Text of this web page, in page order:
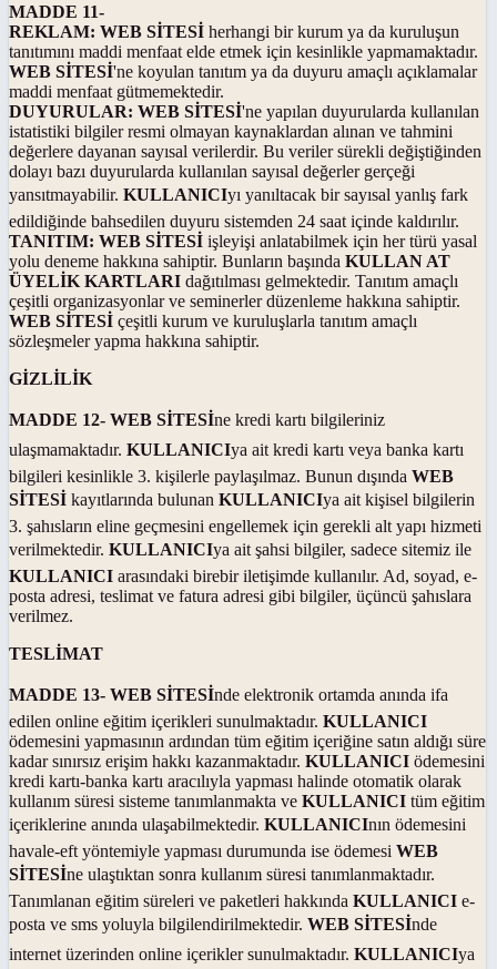
MADDE 11-
REKLAM: WEB SİTESİ herhangi bir kurum ya da kuruluşun
tanıtımını maddi menfaat elde etmek için kesinlikle yapmamaktadır.
WEB SİTESİ'ne koyulan tanıtım ya da duyuru amaçlı açıklamalar
maddi menfaat gütmemektedir.
DUYURULAR: WEB SİTESİ'ne yapılan duyurularda kullanılan
istatistiki bilgiler resmi olmayan kaynaklardan alınan ve tahmini
değerlere dayanan sayısal verilerdir. Bu veriler sürekli değiştiğinden
dolayı bazı duyurularda kullanılan sayısal değerler gerçeği
yansıtmayabilir. KULLANICIyı yanıltacak bir sayısal yanlış fark
edildiğinde bahsedilen duyuru sistemden 24 saat içinde kaldırılır.
TANITIM: WEB SİTESİ işleyişi anlatabilmek için her türü yasal
yolu deneme hakkına sahiptir. Bunların başında KULLAN AT
ÜYELİK KARTLARI dağıtılması gelmektedir. Tanıtım amaçlı
çeşitli organizasyonlar ve seminerler düzenleme hakkına sahiptir.
WEB SİTESİ çeşitli kurum ve kuruluşlarla tanıtım amaçlı
sözleşmeler yapma hakkına sahiptir.
GİZLİLİK
MADDE 12- WEB SİTESİne kredi kartı bilgileriniz
ulaşmamaktadır. KULLANICIya ait kredi kartı veya banka kartı
bilgileri kesinlikle 3. kişilerle paylaşılmaz. Bunun dışında WEB
SİTESİ kayıtlarında bulunan KULLANICIya ait kişisel bilgilerin
3. şahısların eline geçmesini engellemek için gerekli alt yapı hizmeti
verilmektedir. KULLANICIya ait şahsi bilgiler, sadece sitemiz ile
KULLANICI arasındaki birebir iletişimde kullanılır. Ad, soyad, e-
posta adresi, teslimat ve fatura adresi gibi bilgiler, üçüncü şahıslara
verilmez.
TESLİMAT
MADDE 13- WEB SİTESİnde elektronik ortamda anında ifa
edilen online eğitim içerikleri sunulmaktadır. KULLANICI
ödemesini yapmasının ardından tüm eğitim içeriğine satın aldığı süre
kadar sınırsız erişim hakkı kazanmaktadır. KULLANICI ödemesini
kredi kartı-banka kartı aracılıyla yapması halinde otomatik olarak
kullanım süresi sisteme tanımlanmakta ve KULLANICI tüm eğitim
içeriklerine anında ulaşabilmektedir. KULLANICInın ödemesini
havale-eft yöntemiyle yapması durumunda ise ödemesi WEB
SİTESİne ulaştıktan sonra kullanım süresi tanımlanmaktadır.
Tanımlanan eğitim süreleri ve paketleri hakkında KULLANICI e-
posta ve sms yoluyla bilgilendirilmektedir. WEB SİTESİnde
internet üzerinden online içerikler sunulmaktadır. KULLANICIya